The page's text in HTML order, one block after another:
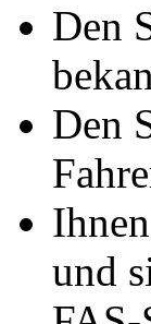
Den
Den
und